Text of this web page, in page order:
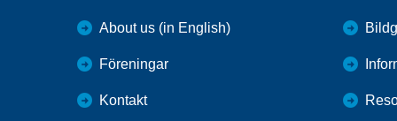
About us (in English)
Föreningar
Kontakt